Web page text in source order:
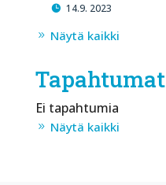
14.9. 2023
Näytä kaikki
Tapahtumat
Ei tapahtumia
Näytä kaikki